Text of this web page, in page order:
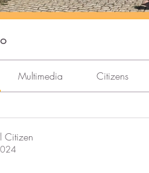
Multimedia Citizens
Citizen